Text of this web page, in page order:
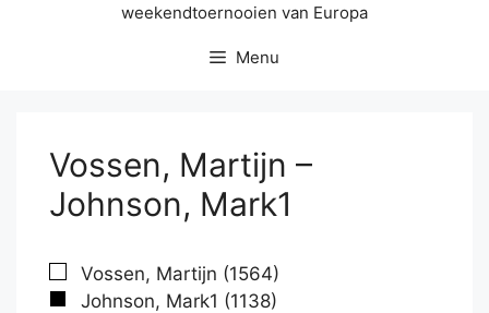
weekendtoernooien van Europa
Menu
Vossen, Martijn –
Johnson, Mark1
Vossen, Martijn (1564)
Johnson, Mark1 (1138)